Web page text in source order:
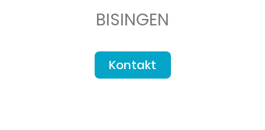
BISINGEN
Kontakt